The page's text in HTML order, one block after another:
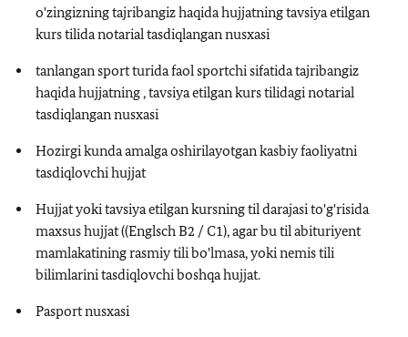
o'zingizning tajribangiz haqida hujjatning tavsiya etilgan
kurs tilida notarial tasdiqlangan nusxasi
tanlangan sport turida faol sportchi sifatida tajribangiz
haqida hujjatning , tavsiya etilgan kurs tilidagi notarial
tasdiqlangan nusxasi
Hozirgi kunda amalga oshirilayotgan kasbiy faoliyatni
tasdiqlovchi hujjat
Hujjat yoki tavsiya etilgan kursning til darajasi to'g'risida
maxsus hujjat ((Englsch B2 / C1), agar bu til abituriyent
mamlakatining rasmiy tili bo'lmasa, yoki nemis tili
bilimlarini tasdiqlovchi boshqa hujjat.
Pasport nusxasi